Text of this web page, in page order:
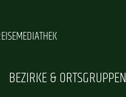
MEDIATHEK
BEZIRKE & ORTSGRUPPEN